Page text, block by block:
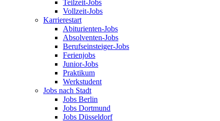
Teilzeit-Jobs
Vollzeit-Jobs
Karrierestart
Abiturienten-Jobs
Absolventen-Jobs
Berufseinsteiger-Jobs
Ferienjobs
Junior-Jobs
Praktikum
Werkstudent
Jobs nach Stadt
Jobs Berlin
Jobs Dortmund
Jobs Düsseldorf